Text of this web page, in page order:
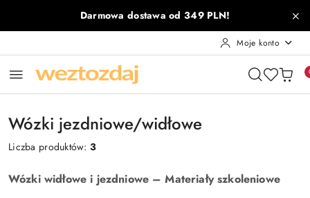
Przejdź do treści głównej
Przejdź do wyszukiwarki
Przejdź do moje konto
Przejdź do menu głównego
Przejdź do stopkiDarmowa dostawa od 349 PLN!
Moje konto
Wózki jezdniowe/widłowe
Liczba produktów:3
Wózki widłowe i jezdniowe – Materiały szkoleniowe